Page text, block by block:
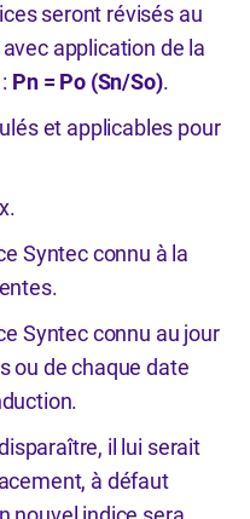
seront révisés au
application de la
Pn = Po (Sn/So).
et applicables pour
Syntec connu à la
Syntec connu au jour
ou de chaque date
il lui serait
à défaut